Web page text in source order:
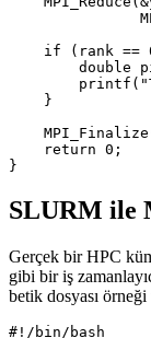
if
( rank ==
double
printf (
}
MPI_Finalize
return 0 ;
}
SLURM ile
Gerçek bir HPC
gibi bir iş
betik dosyası